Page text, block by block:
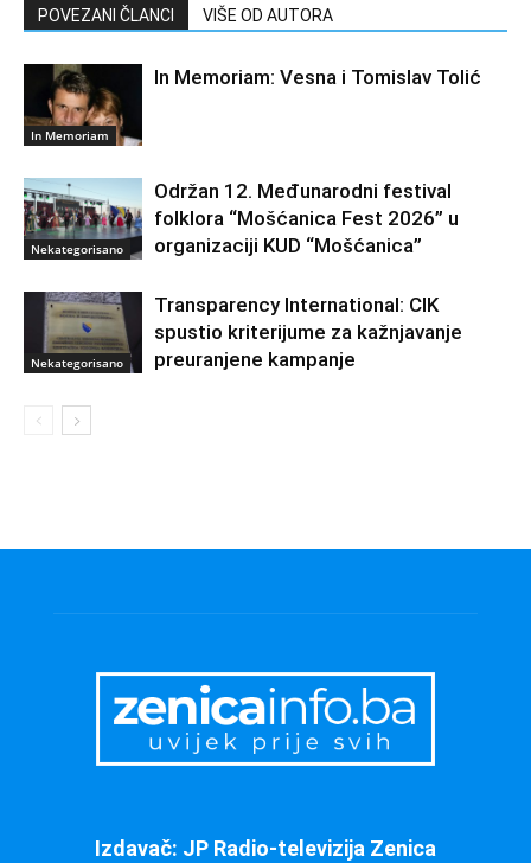
POVEZANI ČLANCI VIŠE OD AUTORA
In Memoriam
In Memoriam: Vesna i Tomislav Tolić
Nekategorisano
Održan 12. Međunarodni festival
folklora “Mošćanica Fest 2026” u
organizaciji KUD “Mošćanica”
Nekategorisano
Transparency International: CIK
spustio kriterijume za kažnjavanje
preuranjene kampanje
Izdavač: JP Radio-televizija Zenica